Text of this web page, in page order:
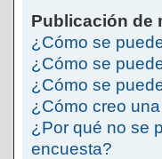
Publicación de
¿Cómo se
¿Cómo se
¿Cómo se
¿Cómo creo
¿Por qué no se
encuesta?